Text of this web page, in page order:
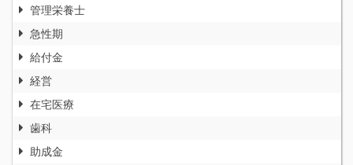
管理栄養士
急性期
給付金
経営
在宅医療
歯科
助成金